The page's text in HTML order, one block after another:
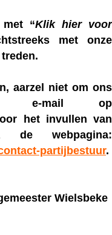
“Klik hier voor
met onze
aarzel niet om ons
e-mail op
het invullen van
de webpagina:
partijbestuur.
Wielsbeke